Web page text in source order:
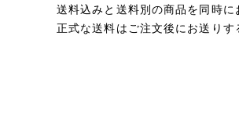
送料込みと送料別の商品を同時に
正式な送料はご注文後にお送りす